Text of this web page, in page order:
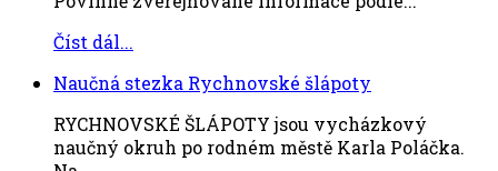
Číst dál...
Naučná stezka Rychnovské šlápoty
RYCHNOVSKÉ ŠLÁPOTY jsou vycházkový
naučný okruh po rodném městě Karla Poláčka.